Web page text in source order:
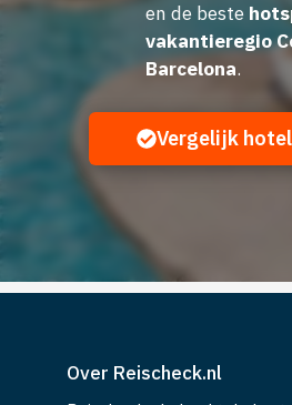
en de beste
vakantieregio
Barcelona.
Vergelijk
Over Reischeck.nl